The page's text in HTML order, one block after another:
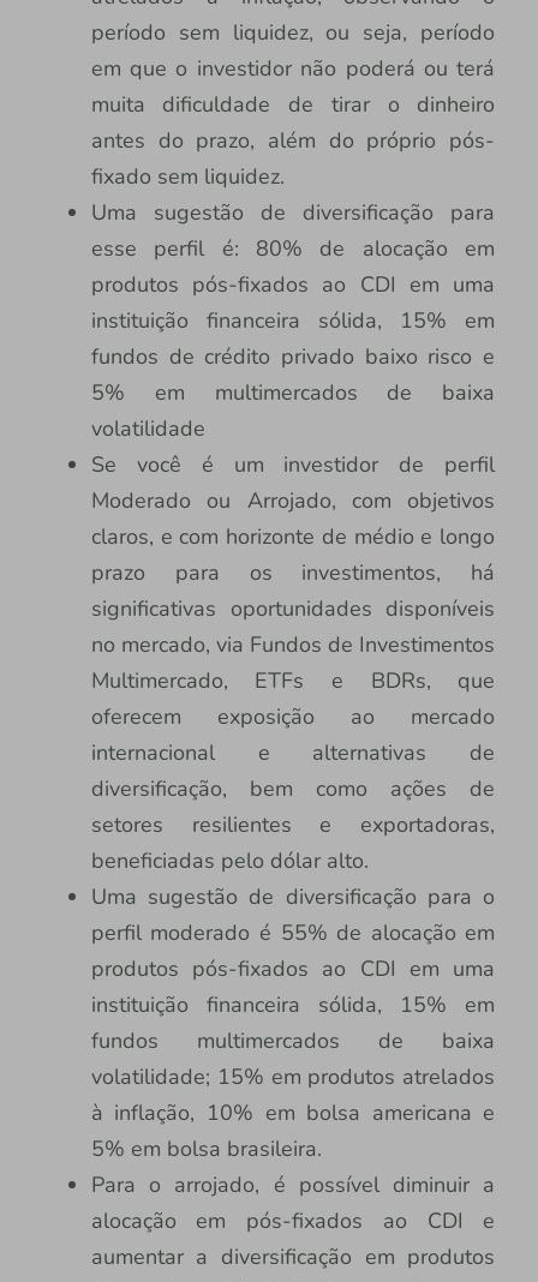
período sem liquidez, ou seja, período
em que o investidor não poderá ou terá
muita dificuldade de tirar o dinheiro
antes do prazo, além do próprio pós-
fixado sem liquidez.
Uma sugestão de diversificação para
esse perfil é: 80% de alocação em
produtos pós-fixados ao CDI em uma
instituição financeira sólida, 15% em
fundos de crédito privado baixo risco e
5% em multimercados de baixa
volatilidade
Se você é um investidor de perfil
Moderado ou Arrojado, com objetivos
claros, e com horizonte de médio e longo
prazo para os investimentos, há
significativas oportunidades disponíveis
no mercado, via Fundos de Investimentos
Multimercado, ETFs e BDRs, que
oferecem exposição ao mercado
internacional e alternativas de
diversificação, bem como ações de
setores resilientes e exportadoras,
beneficiadas pelo dólar alto.
Uma sugestão de diversificação para o
perfil moderado é 55% de alocação em
produtos pós-fixados ao CDI em uma
instituição financeira sólida, 15% em
fundos multimercados de baixa
volatilidade; 15% em produtos atrelados
à inflação, 10% em bolsa americana e
5% em bolsa brasileira.
Para o arrojado, é possível diminuir a
alocação em pós-fixados ao CDI e
aumentar a diversificação em produtos